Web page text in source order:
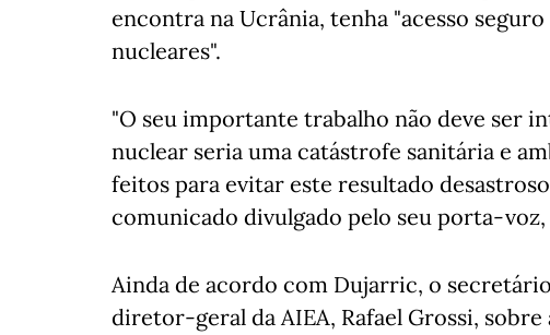
encontra na Ucrânia, tenha "acesso
nucleares".
"O seu importante trabalho não deve ser
nuclear seria uma catástrofe sanitária e
feitos para evitar este resultado
comunicado divulgado pelo seu porta-
Ainda de acordo com Dujarric, o
diretor-geral da AIEA, Rafael Grossi, sobre